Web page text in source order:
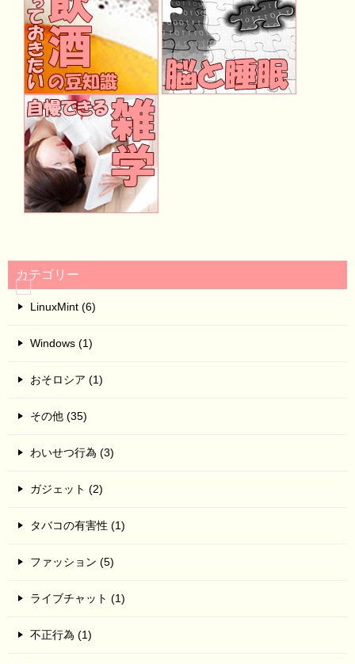
カテゴリー
LinuxMint (6)
Windows (1)
おそロシア (1)
その他 (35)
わいせつ行為 (3)
ガジェット (2)
タバコの有害性 (1)
ファッション (5)
ライブチャット (1)
不正行為 (1)